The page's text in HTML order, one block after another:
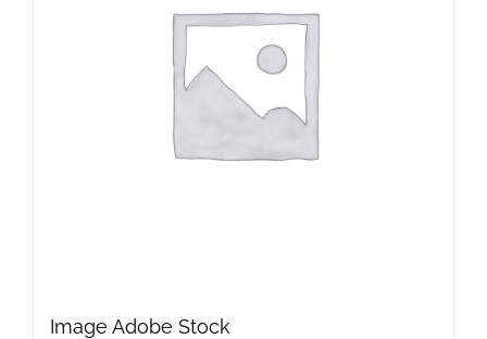
Image Adobe Stock